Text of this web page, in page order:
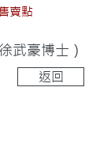
賣點
武豪博士）
返回